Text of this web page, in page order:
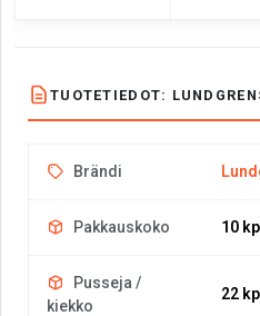
TUOTETIEDOT:
Brändi
Pakkauskoko 10 kpl
Pusseja /
kiekko
22 kpl